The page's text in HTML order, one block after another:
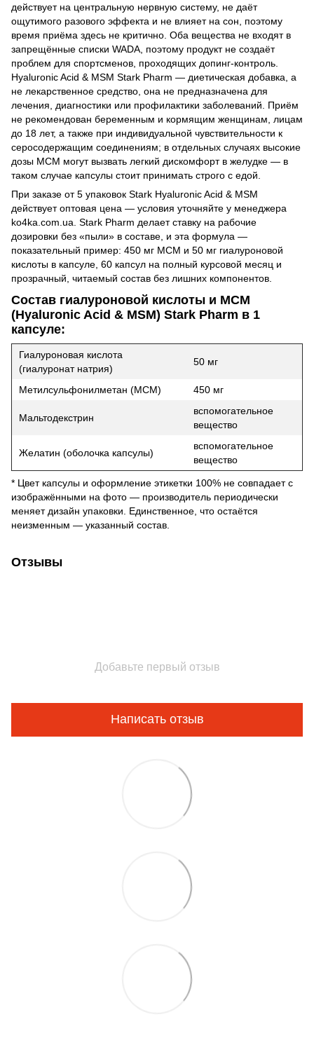
действует на центральную нервную систему, не даёт
ощутимого разового эффекта и не влияет на сон, поэтому
время приёма здесь не критично. Оба вещества не входят в
запрещённые списки WADA, поэтому продукт не создаёт
проблем для спортсменов, проходящих допинг-контроль.
Hyaluronic Acid & MSM Stark Pharm — диетическая добавка, а
не лекарственное средство, она не предназначена для
лечения, диагностики или профилактики заболеваний. Приём
не рекомендован беременным и кормящим женщинам, лицам
до 18 лет, а также при индивидуальной чувствительности к
серосодержащим соединениям; в отдельных случаях высокие
дозы МСМ могут вызвать легкий дискомфорт в желудке — в
таком случае капсулы стоит принимать строго с едой.
При заказе от 5 упаковок Stark Hyaluronic Acid & MSM
действует оптовая цена — условия уточняйте у менеджера
ko4ka.com.ua. Stark Pharm делает ставку на рабочие
дозировки без «пыли» в составе, и эта формула —
показательный пример: 450 мг МСМ и 50 мг гиалуроновой
кислоты в капсуле, 60 капсул на полный курсовой месяц и
прозрачный, читаемый состав без лишних компонентов.
Состав гиалуроновой кислоты и МСМ
(Hyaluronic Acid & MSM) Stark Pharm в 1
капсуле:
Гиалуроновая кислота
(гиалуронат натрия)
50 мг
Метилсульфонилметан (МСМ) 450 мг
Мальтодекстрин
вспомогательное
вещество
Желатин (оболочка капсулы)
вспомогательное
вещество
* Цвет капсулы и оформление этикетки 100% не совпадает с
изображёнными на фото — производитель периодически
меняет дизайн упаковки. Единственное, что остаётся
неизменным — указанный состав.
Отзывы
Добавьте первый отзыв
Написать отзыв